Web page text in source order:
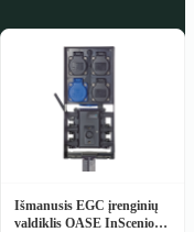
Išmanusis EGC įrenginių
valdiklis OASE InScenio